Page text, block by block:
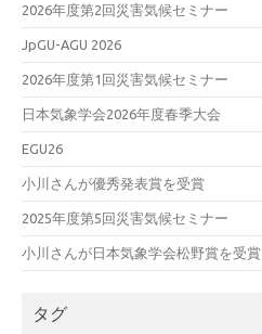
2026年度第2回災害気候セミナー
JpGU-AGU 2026
2026年度第1回災害気候セミナー
日本気象学会2026年度春季大会
EGU26
小川さんが優秀発表賞を受賞
2025年度第5回災害気候セミナー
小川さんが日本気象学会松野賞を受賞
タグ